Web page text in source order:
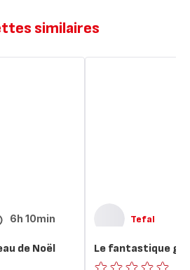
similaires
6h 10min
de Noël
Tefal
Le fantastique